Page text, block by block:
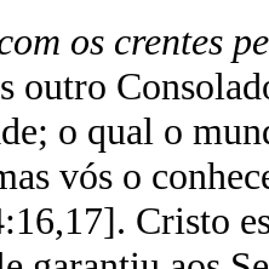
os crentes
outro
o qual o
vós o
Cristo